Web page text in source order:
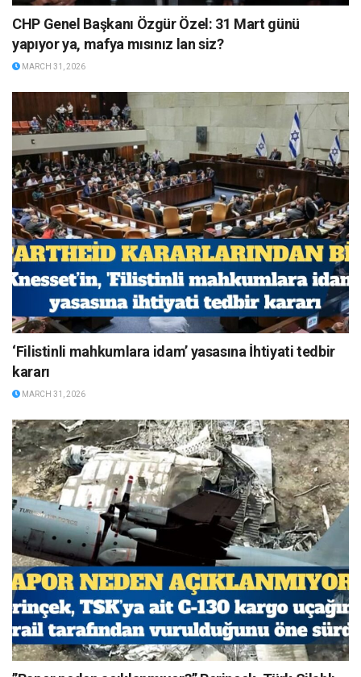
CHP Genel Başkanı Özgür Özel: 31 Mart günü
yapıyor ya, mafya mısınız lan siz?
MARCH 31, 2026
‘Filistinli mahkumlara idam’ yasasına İhtiyati tedbir
kararı
MARCH 31, 2026